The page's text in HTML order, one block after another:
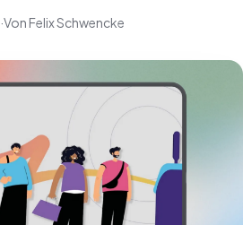
·Von Felix Schwencke